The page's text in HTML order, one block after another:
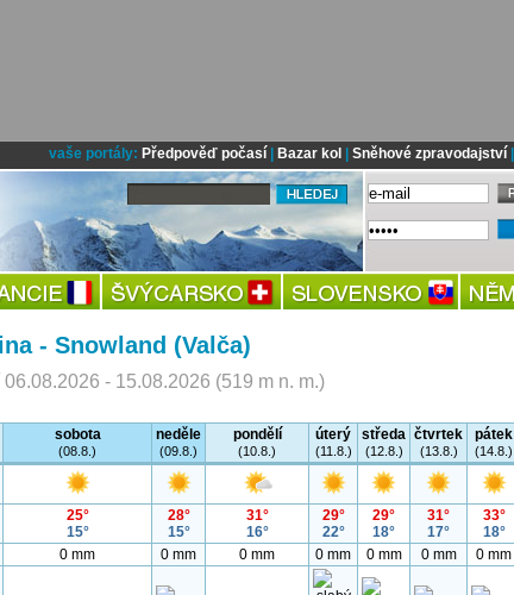
vaše portály: Předpověď počasí| Bazar kol Sněhové zpravodajství|
- Snowland (Valča)
- 15.08.2026 (519 m n. m.)
sobota
(08.8.)
neděle
(09.8.)
pondělí
(10.8.)
úterý
(11.8.)
středa
(12.8.)
čtvrtek
(13.8.)
pátek
(14.8.)
25°
15°
28°
15°
31°
16°
29°
22°
29°
18°
31°
17°
33°
18°
0 mm 0 mm 0 mm 0 mm 0 mm 0 mm 0 mm